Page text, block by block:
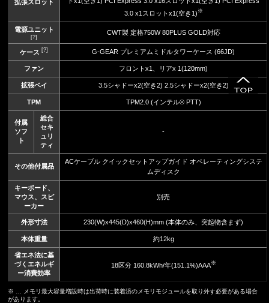
拡張スロット
3.0 x1スロットx1(空き1) ※
電源ユニット
[?]
CWT製 定格750W 80PLUS GOLD対応
ケース [?] G-GEAR プレミアムミドルタワーケース (66JD)
ファン フロントx1、リアx 1(120mm)
拡張ベイ 3.5シャドーx2(空き2) 2.5シャドーx2(空き2)
TPM TPM2.0 (インテル® PTT)
付属
ソフ
ト
総合
セキ
ュリ
ティ
-
その他付属品
ACケーブル クイックセットアップガイド オペレーティングシステ
ムディスク
キーボード、
マウス、スピ
ーカー
別売
外形寸法 230(W)x445(D)x460(H)mm (本体のみ、突起物含まず)
本体重量 約12kg
省エネ法に基
づくエネルギ
ー消費効率
18区分 160.8kWh/年(151.1%)AAA※
※ … メモリ最大容量増設時は出荷時に装着済のメモリモジュールを取り外す必要がある場合
があります。